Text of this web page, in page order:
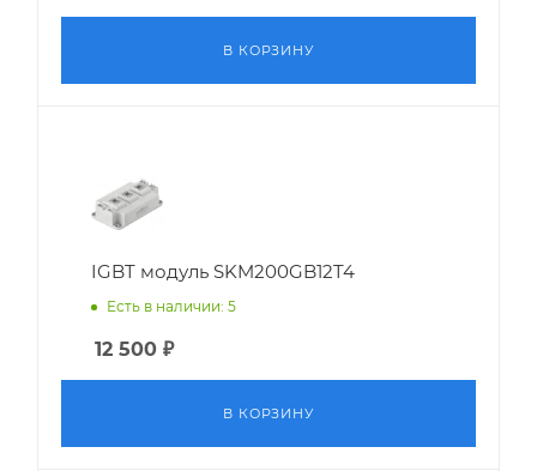
В КОРЗИНУ
IGBT модуль SKM200GB12T4
Есть в наличии: 5
12 500 ₽
В КОРЗИНУ